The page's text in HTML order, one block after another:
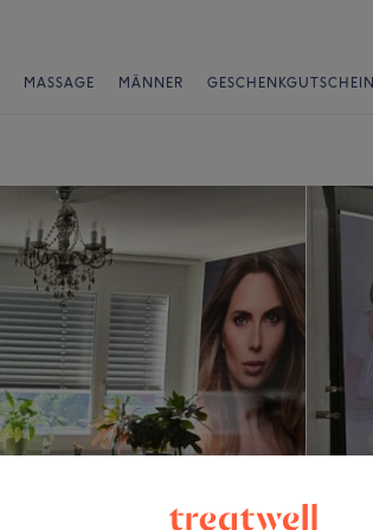
MASSAGE MÄNNER GESCHENKGUTSCHEIN